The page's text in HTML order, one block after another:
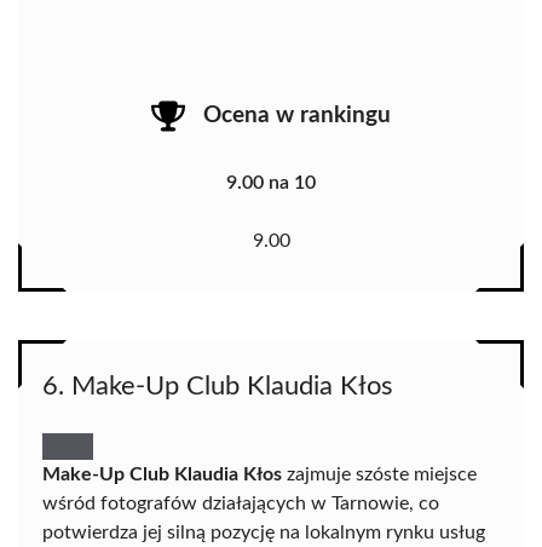
Ocena w rankingu
9.00 na 10
9.00
6. Make-Up Club Klaudia Kłos
Make-Up Club Klaudia Kłos zajmuje szóste miejsce
wśród fotografów działających w Tarnowie, co
potwierdza jej silną pozycję na lokalnym rynku usług